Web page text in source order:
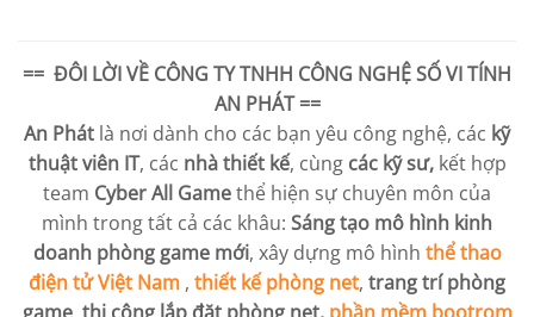
== ĐÔI LỜI VỀ CÔNG TY TNHH CÔNG NGHỆ SỐ VI TÍNH
AN PHÁT==
An Phát là nơi dành cho các bạn yêu công nghệ, các kỹ
thuật viên IT, các nhà thiết kế, cùng các kỹ sư, kết hợp
team Cyber All Gamethể hiện sự chuyên môn của
mình trong tất cả các khâu: Sáng tạo mô hình kinh
doanh phòng game mới, xây dựng mô hình thể thao
điện tử Việt Nam , thiết kế phòng net, trang trí phòng